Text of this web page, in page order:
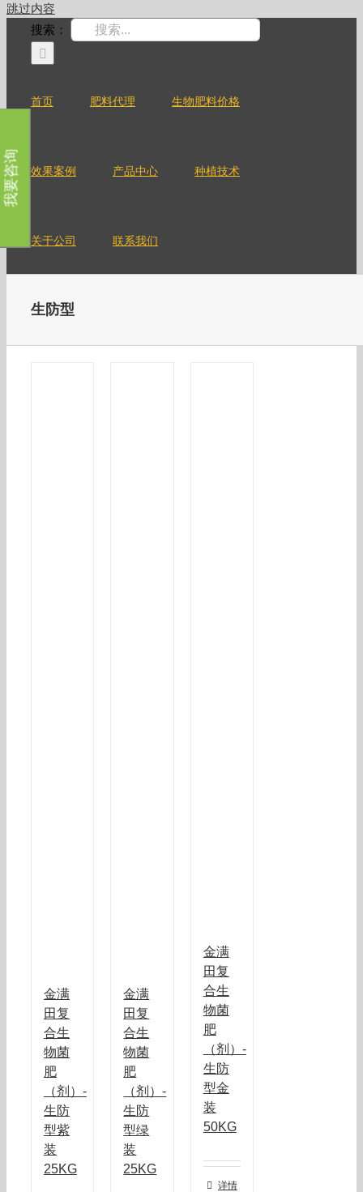
跳过内容
搜索：
首页 肥料代理 生物肥料价格
效果案例 产品中心 种植技术
关于公司 联系我们
生防型
金满
田复
合生
物菌
肥
（剂）-
生防
型紫
装
25KG
金满
田复
合生
物菌
肥
（剂）-
生防
型绿
装
25KG
金满
田复
合生
物菌
肥
（剂）-
生防
型金
装
50KG
详情
我要咨询